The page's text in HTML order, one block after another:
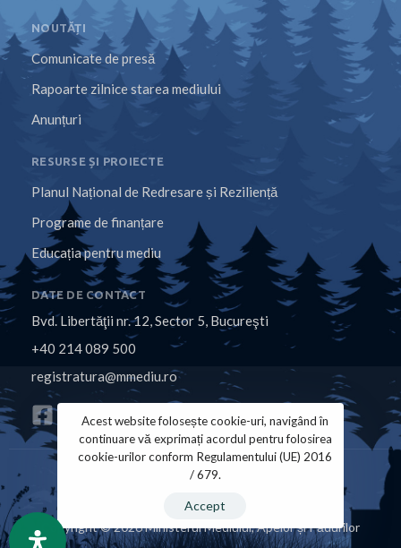
NOUTĂȚI
Comunicate de presă
Rapoarte zilnice starea mediului
Anunțuri
RESURSE ȘI PROIECTE
Planul Național de Redresare și Reziliență
Programe de finanțare
Educația pentru mediu
DATE DE CONTACT
Bvd. Libertăţii nr. 12, Sector 5, Bucureşti
+40 214 089 500
registratura@mmediu.ro
Copyright © 2026 Ministerul Mediului, Apelor și Pădurilor
Acest website folosește cookie-uri, navigând în
continuare vă exprimați acordul pentru folosirea
cookie-urilor conform Regulamentului (UE) 2016
/ 679.
Accept